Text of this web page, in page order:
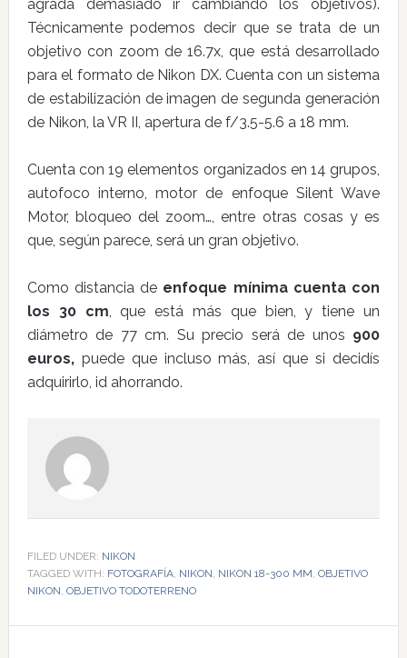
agrada demasiado ir cambiando los objetivos).
Técnicamente podemos decir que se trata de un
objetivo con zoom de 16.7x, que está desarrollado
para el formato de Nikon DX. Cuenta con un sistema
de estabilización de imagen de segunda generación
de Nikon, la VR II, apertura de f/3.5-5.6 a 18 mm.
Cuenta con 19 elementos organizados en 14 grupos,
autofoco interno, motor de enfoque Silent Wave
Motor, bloqueo del zoom…, entre otras cosas y es
que, según parece, será un gran objetivo.
Como distancia de enfoque mínima cuenta con
los 30 cm, que está más que bien, y tiene un
diámetro de 77 cm. Su precio será de unos 900
euros,puede que incluso más, así que si decidís
adquirirlo, id ahorrando.
FILED UNDER: NIKON
TAGGED WITH: FOTOGRAFÍA, NIKON, NIKON 18-300 MM, OBJETIVO
NIKON, OBJETIVO TODOTERRENO